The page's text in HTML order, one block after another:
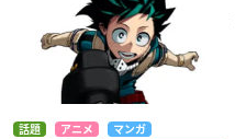
話題 アニメ マンガ